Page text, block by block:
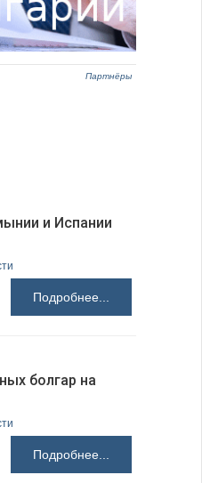
Партнёры
и Испании
Подробнее...
болгар на
Подробнее...